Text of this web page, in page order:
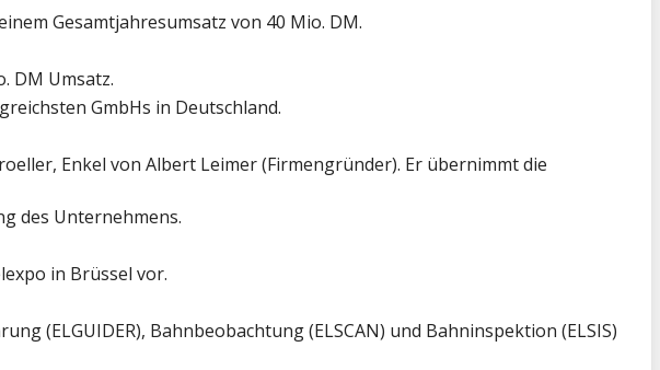
Gesamtjahresumsatz von 40 Mio. DM.
DM Umsatz.
GmbHs in Deutschland.
Enkel von Albert Leimer (Firmengründer). Er übernimmt die
des Unternehmens.
in Brüssel vor.
(ELGUIDER), Bahnbeobachtung (ELSCAN) und Bahninspektion (ELSIS)